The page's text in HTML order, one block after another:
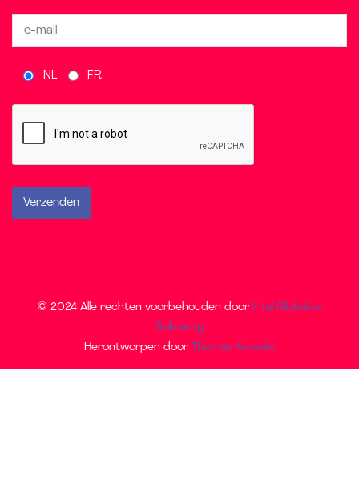
NL FR
© 2024 Alle rechten voorbehouden door Intal Globalize
Solidarity
Herontworpen door Thomas Kouadio